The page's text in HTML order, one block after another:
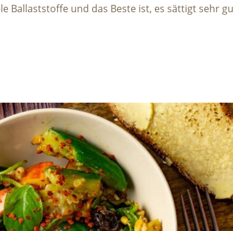
Ballaststoffe und das Beste ist, es sättigt sehr